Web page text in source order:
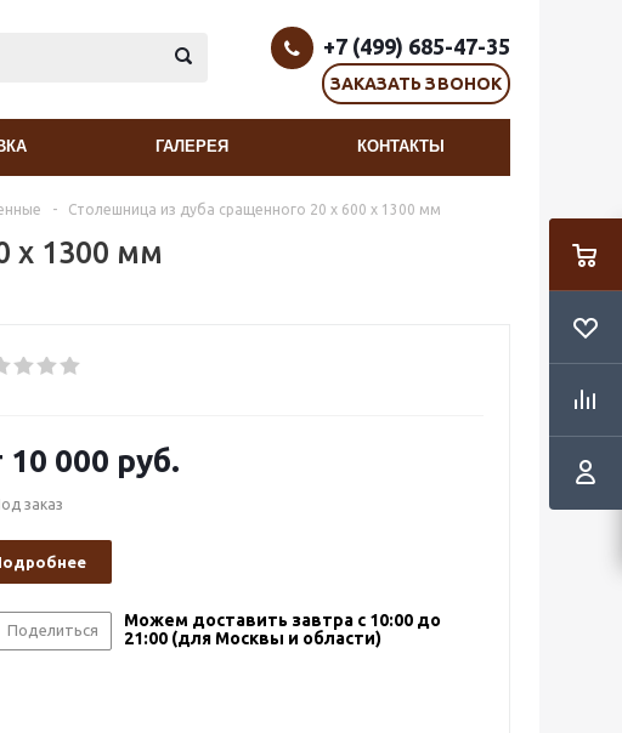
+7 (499) 685-47-35
ЗАКАЗАТЬ ЗВОНОК
ГАЛЕРЕЯ КОНТАКТЫ
- Столешница из дуба сращенного 20 х 600 х 1300 мм
х 1300 мм
10 000 руб.
заказ
Поделиться
Можем доставить завтра с 10:00 до
21:00 (для Москвы и области)